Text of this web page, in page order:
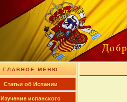
ГЛАВНОЕ МЕНЮ
Cтатьи об Испании
Изучение испанского